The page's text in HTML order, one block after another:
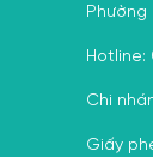
Phường
Hotline:
Chi
Giấy